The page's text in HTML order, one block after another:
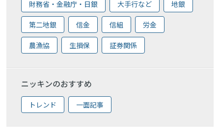
財務省・金融庁・日銀 大手行など 地銀
第二地銀 信金 信組 労金
農漁協 生損保 証券関係
ニッキンのおすすめ
トレンド 一面記事